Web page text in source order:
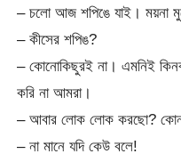
– চলো আজ শপিঙে যাই। ময়না
– কীসের শপিঙ?
– কোনোকিছুরই না। এমনিই
করি না আমরা।
– আবার লোক লোক করছো?
– না মানে যদি কেউ বলে!